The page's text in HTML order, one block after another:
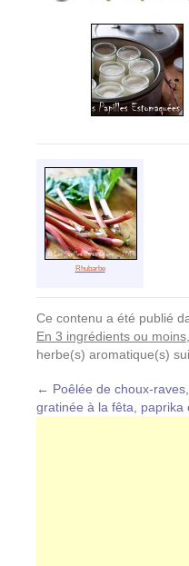
Rhubarbe
Ce contenu a été publié
En 3 ingrédients ou moins
herbe(s) aromatique(s)
← Poêlée de choux-
gratinée à la fêta, paprika